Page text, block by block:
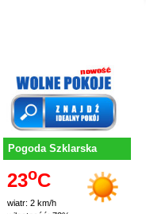
Pogoda Szklarska
23oC
wiatr: 2 km/h